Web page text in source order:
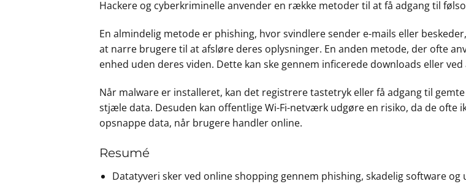
Hackere og cyberkriminelle anvender en række metoder til at få adgang til
En almindelig metode er phishing, hvor svindlere sender e-mails eller
at narre brugere til at afsløre deres oplysninger. En anden metode, der ofte
enhed uden deres viden. Dette kan ske gennem inficerede downloads eller
Når malware er installeret, kan det registrere tastetryk eller få adgang til
stjæle data. Desuden kan offentlige Wi-Fi-netværk udgøre en risiko, da de ofte
opsnappe data, når brugere handler online.
Resumé
Datatyveri sker ved online shopping gennem phishing, skadelig software og